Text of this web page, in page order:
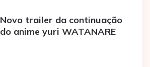
Novo trailer da continuação
do anime yuri WATANARE